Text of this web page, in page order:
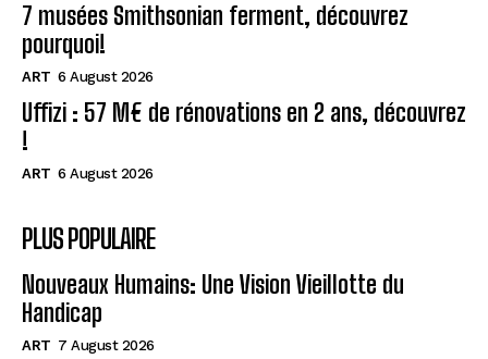
7 musées Smithsonian ferment, découvrez
pourquoi!
ART 6 August 2026
Uffizi : 57 M€ de rénovations en 2 ans, découvrez
!
ART 6 August 2026
PLUS POPULAIRE
Nouveaux Humains: Une Vision Vieillotte du
Handicap
ART 7 August 2026